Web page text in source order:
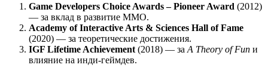
Game Developers Choice Awards – Pioneer Award (2012)
— за вклад в развитие MMO.
Academy of Interactive Arts & Sciences Hall of Fame
(2020) — за теоретические достижения.
IGF Lifetime Achievement (2018) — за A Theory of Fun и
влияние на инди-геймдев.